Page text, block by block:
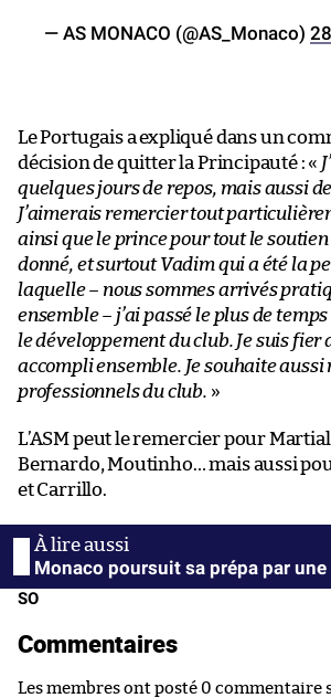
— AS MONACO (@AS_Monaco)
Le Portugais a expliqué dans un
décision de quitter la Principauté : «
quelques jours de repos, mais aussi
J’aimerais remercier tout
ainsi que le prince pour tout le soutien
donné, et surtout Vadim qui a été la
laquelle – nous sommes arrivés
ensemble – j’ai passé le plus de
le développement du club. Je suis fier
accompli ensemble. Je souhaite aussi
professionnels du club. »
L’ASM peut le remercier pour
Bernardo, Moutinho… mais aussi
et Carrillo.
Monaco poursuit sa prépa par
SO
Commentaires
Les membres ont posté 0 commentaire